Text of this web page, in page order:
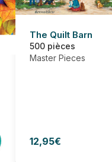
The Quilt Barn
500 pièces
Master Pieces
12,95€